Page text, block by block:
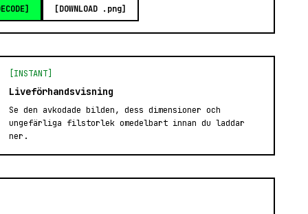
[DOWNLOAD .png]
[INSTANT]
Liveförhandsvisning
Se den avkodade bilden, dess dimensioner och
ungefärliga filstorlek omedelbart innan du laddar
ner.